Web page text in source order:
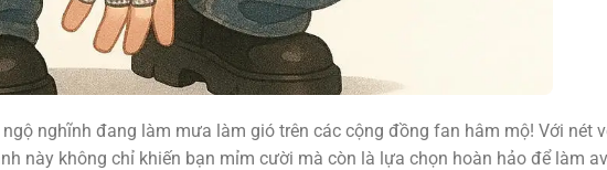
ngộ nghĩnh đang làm mưa làm gió trên các cộng đồng fan hâm mộ! Với nét
này không chỉ khiến bạn mỉm cười mà còn là lựa chọn hoàn hảo để làm